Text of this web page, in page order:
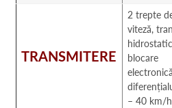
TRANSMITERE
2 trepte
viteză,
blocare
– 40 km/